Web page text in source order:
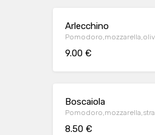
Arlecchino
9.00 €
Boscaiola
8.50 €